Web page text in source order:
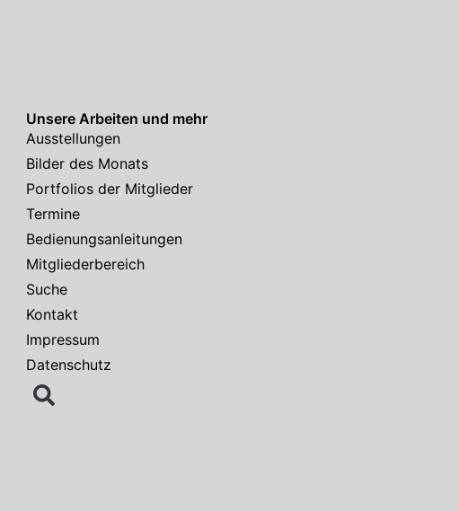
Unsere Arbeiten und mehr
Ausstellungen
Bilder des Monats
Portfolios der Mitglieder
Termine
Bedienungsanleitungen
Mitgliederbereich
Suche
Kontakt
Impressum
Datenschutz